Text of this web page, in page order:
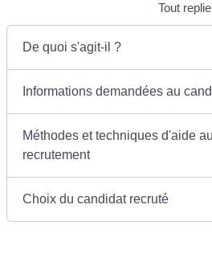
Tout
De quoi s'agit-il ?
Informations demandées au
Méthodes et techniques d'aide au
recrutement
Choix du candidat recruté